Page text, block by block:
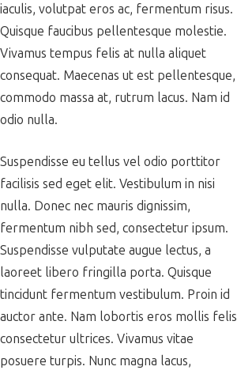
iaculis, volutpat eros ac, fermentum risus.
Quisque faucibus pellentesque molestie.
Vivamus tempus felis at nulla aliquet
consequat. Maecenas ut est pellentesque,
commodo massa at, rutrum lacus. Nam id
odio nulla.
Suspendisse eu tellus vel odio porttitor
facilisis sed eget elit. Vestibulum in nisi
nulla. Donec nec mauris dignissim,
fermentum nibh sed, consectetur ipsum.
Suspendisse vulputate augue lectus, a
laoreet libero fringilla porta. Quisque
tincidunt fermentum vestibulum. Proin id
auctor ante. Nam lobortis eros mollis felis
consectetur ultrices. Vivamus vitae
posuere turpis. Nunc magna lacus,